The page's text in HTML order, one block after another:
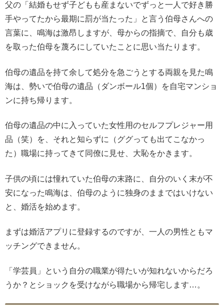
父の「結婚もせず子どもも産まないでずっと一人で好き勝
手やってたから最期に罰が当たった」と言う伯母さんへの
言葉に、鳴海は激昂しますが、母からの指摘で、自分も歳
を取った伯母を蔑ろにしていたことに思い当たります。
伯母の遺品を持て余して処分を急ごうとする両親を見た鳴
海は、勢いで伯母の遺品（ダンボール1個）を自宅マンショ
ンに持ち帰ります。
伯母の遺品の中に入っていた女性用のセルフプレジャー用
品（笑）を、それと知らずに（ググっても出てこなかっ
た）職場に持ってきて同僚に見せ、大恥をかきます。
子供の頃には憧れていた伯母の末路に、自分のいく末が不
安になった鳴海は、伯母のように独身のままではいけない
と、婚活を始めます。
まずは婚活アプリに登録するのですが、一人の男性ともマ
ッチングできません。
「学芸員」という自分の職業が得たいが知れないからだろ
うか？とショックを受けながら職場から帰宅します…。